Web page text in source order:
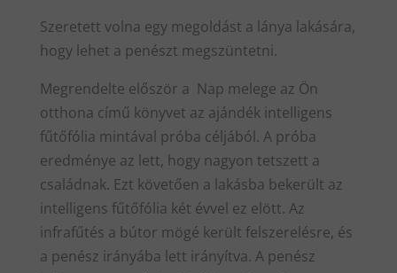
Szeretett volna egy megoldást a lánya lakására,
hogy lehet a penészt megszüntetni.
Megrendelte először a Nap melege az Ön
otthona című könyvet az ajándék intelligens
fűtőfólia mintával próba céljából. A próba
eredménye az lett, hogy nagyon tetszett a
családnak. Ezt követően a lakásba bekerült az
intelligens fűtőfólia két évvel ez elött. Az
infrafűtés a bútor mögé került felszerelésre, és
a penész irányába lett irányítva. A penész